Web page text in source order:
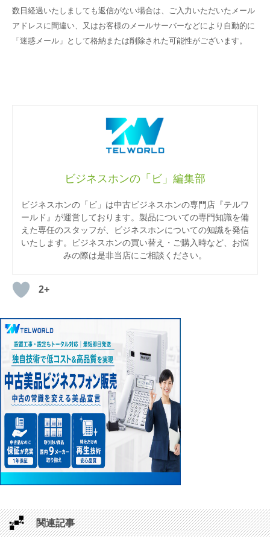
数日経過いたしましても返信がない場合は、ご入力いただいたメール
アドレスに間違い、又はお客様のメールサーバーなどにより自動的に
「迷惑メール」として格納または削除された可能性がございます。
ビジネスホンの「ビ」編集部
ビジネスホンの「ビ」は中古ビジネスホンの専門店『テルワ
ールド』が運営しております。製品についての専門知識を備
えた専任のスタッフが、ビジネスホンについての知識を発信
いたします。ビジネスホンの買い替え・ご購入時など、お悩
みの際は是非当店にご相談ください。
2+
関連記事